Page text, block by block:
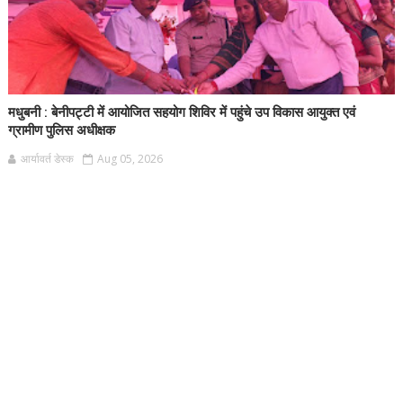
मधुबनी : बेनीपट्टी में आयोजित सहयोग शिविर में पहुंचे उप विकास आयुक्त एवं
ग्रामीण पुलिस अधीक्षक
आर्यावर्त डेस्क Aug 05, 2026